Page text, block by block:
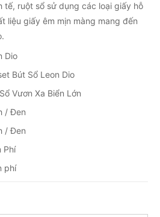
tế, ruột sổ sử dụng các loại giấy hỗ
liệu giấy êm mịn màng mang đến
Dio
Bút Sổ Leon Dio
Vươn Xa Biển Lớn
Đen
Đen
Phí